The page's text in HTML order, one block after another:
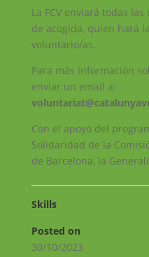
La FCV enviará todas
de acogida, quien hará
voluntario/as.
Para más información
enviar un email a:
Con el apoyo del
Solidaridad de la
de Barcelona, la
Skills
Posted on
30/10/2023